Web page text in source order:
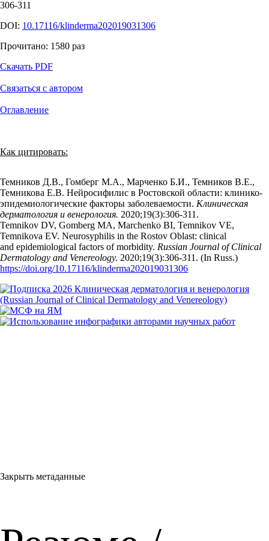
306‑311
DOI: 10.17116/klinderma202019031306
Прочитано: 1580 раз
Скачать PDF
Связаться с автором
Оглавление
Как цитировать:
Темников Д.В., Гомберг М.А., Марченко Б.И., Темников В.Е.,
Темникова Е.В. Нейросифилис в Ростовской области: клинико-
эпидемиологические факторы заболеваемости. Клиническая
дерматология и венерология. 2020;19(3):306‑311.
Temnikov DV, Gomberg MA, Marchenko BI, Temnikov VE,
Temnikova EV. Neurosyphilis in the Rostov Oblast: clinical
and epidemiological factors of morbidity. Russian Journal of Clinical
Dermatology and Venereology. 2020;19(3):306‑311. (In Russ.)
https://doi.org/10.17116/klinderma202019031306
Закрыть метаданные